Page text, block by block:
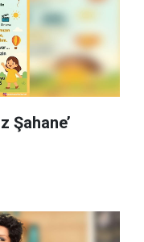
Şahane’